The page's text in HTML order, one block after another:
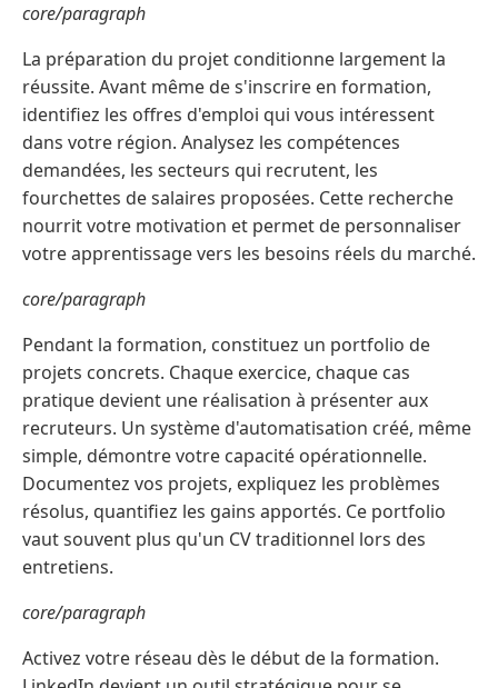
core/paragraph
La préparation du projet conditionne largement la
réussite. Avant même de s'inscrire en formation,
identifiez les offres d'emploi qui vous intéressent
dans votre région. Analysez les compétences
demandées, les secteurs qui recrutent, les
fourchettes de salaires proposées. Cette recherche
nourrit votre motivation et permet de personnaliser
votre apprentissage vers les besoins réels du marché.
core/paragraph
Pendant la formation, constituez un portfolio de
projets concrets. Chaque exercice, chaque cas
pratique devient une réalisation à présenter aux
recruteurs. Un système d'automatisation créé, même
simple, démontre votre capacité opérationnelle.
Documentez vos projets, expliquez les problèmes
résolus, quantifiez les gains apportés. Ce portfolio
vaut souvent plus qu'un CV traditionnel lors des
entretiens.
core/paragraph
Activez votre réseau dès le début de la formation.